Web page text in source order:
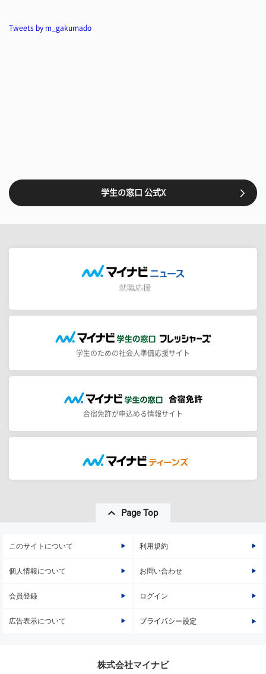
Tweets by m_gakumado
学生の窓口 公式X
学生のための社会人準備応援サイト
合宿免許が申込める情報サイト
Page Top
このサイトについて 利用規約
個人情報について お問い合わせ
会員登録 ログイン
広告表示について プライバシー設定
株式会社マイナビ